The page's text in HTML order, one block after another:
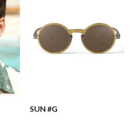
SUN #G